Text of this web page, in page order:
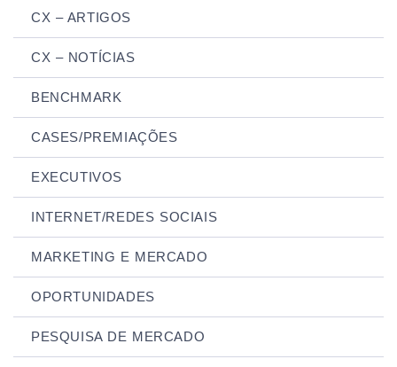
CX – ARTIGOS
CX – NOTÍCIAS
BENCHMARK
CASES/PREMIAÇÕES
EXECUTIVOS
INTERNET/REDES SOCIAIS
MARKETING E MERCADO
OPORTUNIDADES
PESQUISA DE MERCADO